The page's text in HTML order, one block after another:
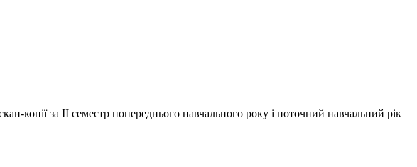
копії за ІІ семестр попереднього навчального року і поточний навчальний рік